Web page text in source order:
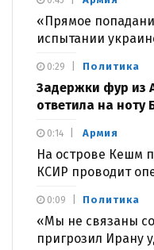
«Прямое
испытании
Политика
Задержки фур из
ответила на ноту
0:29
Армия
На острове Кешм
КСИР проводит
0:14
Политика
«Мы не связаны
пригрозил Ирану
0:09